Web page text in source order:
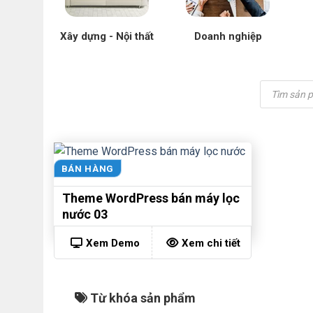
Xây dựng - Nội thất Doanh nghiệp
Tìm
kiếm
sản
BÁN HÀNG
Theme WordPress bán máy lọc
nước 03
Xem Demo Xem chi tiết
Từ khóa sản phẩm